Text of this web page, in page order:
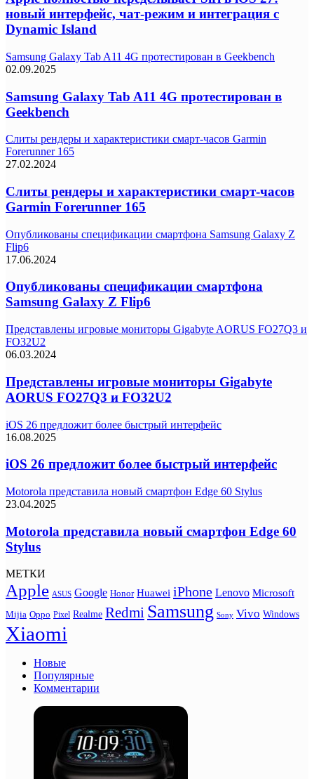
новый интерфейс, чат-режим и интеграция с
Dynamic Island
Samsung Galaxy Tab A11 4G протестирован в Geekbench
02.09.2025
Samsung Galaxy Tab A11 4G протестирован в
Geekbench
Слиты рендеры и характеристики смарт-часов Garmin
Forerunner 165
27.02.2024
Слиты рендеры и характеристики смарт-часов
Garmin Forerunner 165
Опубликованы спецификации смартфона Samsung Galaxy Z
Flip6
17.06.2024
Опубликованы спецификации смартфона
Samsung Galaxy Z Flip6
Представлены игровые мониторы Gigabyte AORUS FO27Q3 и
FO32U2
06.03.2024
Представлены игровые мониторы Gigabyte
AORUS FO27Q3 и FO32U2
iOS 26 предложит более быстрый интерфейс
16.08.2025
iOS 26 предложит более быстрый интерфейс
Motorola представила новый смартфон Edge 60 Stylus
23.04.2025
Motorola представила новый смартфон Edge 60
Stylus
МЕТКИ
Apple ASUS Google Honor Huawei iPhone Lenovo Microsoft
Mijia Oppo Pixel Realme Redmi Samsung Sony Vivo Windows
Xiaomi
Новые
Популярные
Комментарии